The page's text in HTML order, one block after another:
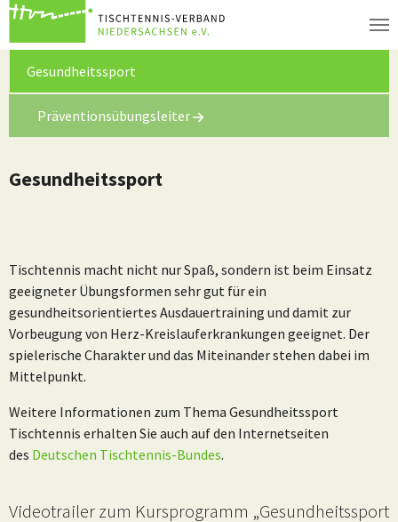
Zum Hauptinhalt springen
Gesundheitssport
Präventionsübungsleiter
Gesundheitssport
Tischtennis macht nicht nur Spaß, sondern ist beim Einsatz
geeigneter Übungsformen sehr gut für ein
gesundheitsorientiertes Ausdauertraining und damit zur
Vorbeugung von Herz-Kreislauferkrankungen geeignet. Der
spielerische Charakter und das Miteinander stehen dabei im
Mittelpunkt.
Weitere Informationen zum Thema Gesundheitssport
Tischtennis erhalten Sie auch auf den Internetseiten
des Deutschen Tischtennis-Bundes.
Videotrailer zum Kursprogramm „Gesundheitssport